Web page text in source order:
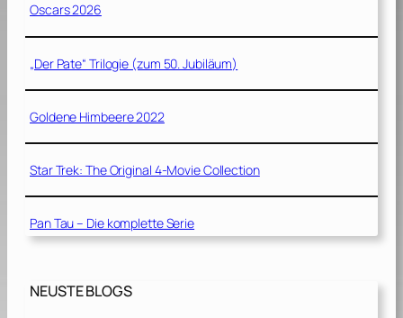
Oscars 2026
„Der Pate“ Trilogie (zum 50. Jubiläum)
Goldene Himbeere 2022
Star Trek: The Original 4-Movie Collection
Pan Tau – Die komplette Serie
NEUSTE BLOGS